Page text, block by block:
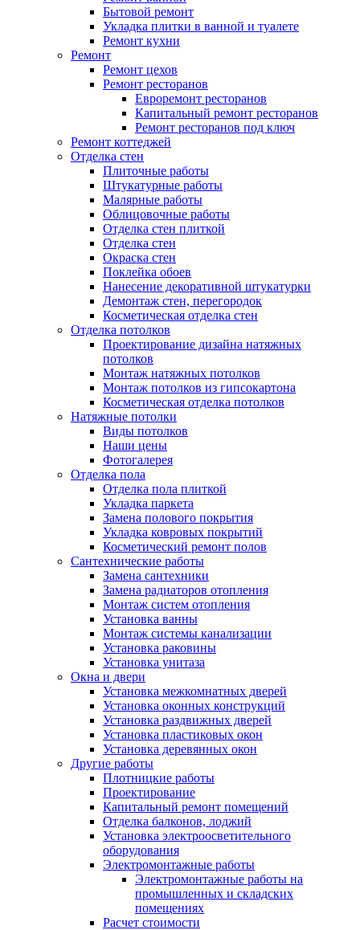
Бытовой ремонт
Укладка плитки в ванной и туалете
Ремонт кухни
Ремонт
Ремонт цехов
Ремонт ресторанов
Евроремонт ресторанов
Капитальный ремонт ресторанов
Ремонт ресторанов под ключ
Ремонт коттеджей
Отделка стен
Плиточные работы
Штукатурные работы
Малярные работы
Облицовочные работы
Отделка стен плиткой
Отделка стен
Окраска стен
Поклейка обоев
Нанесение декоративной штукатурки
Демонтаж стен, перегородок
Косметическая отделка стен
Отделка потолков
Проектирование дизайна натяжных
потолков
Монтаж натяжных потолков
Монтаж потолков из гипсокартона
Косметическая отделка потолков
Натяжные потолки
Виды потолков
Наши цены
Фотогалерея
Отделка пола
Отделка пола плиткой
Укладка паркета
Замена полового покрытия
Укладка ковровых покрытий
Косметический ремонт полов
Сантехнические работы
Замена сантехники
Замена радиаторов отопления
Монтаж систем отопления
Установка ванны
Монтаж системы канализации
Установка раковины
Установка унитаза
Окна и двери
Установка межкомнатных дверей
Установка оконных конструкций
Установка раздвижных дверей
Установка пластиковых окон
Установка деревянных окон
Другие работы
Плотницкие работы
Проектирование
Капитальный ремонт помещений
Отделка балконов, лоджий
Установка электроосветительного
оборудования
Электромонтажные работы
Электромонтажные работы на
промышленных и складских
помещениях
Расчет стоимости